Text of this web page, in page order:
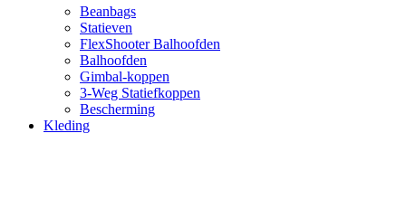
Beanbags
Statieven
FlexShooter Balhoofden
Balhoofden
Gimbal-koppen
3-Weg Statiefkoppen
Bescherming
Kleding